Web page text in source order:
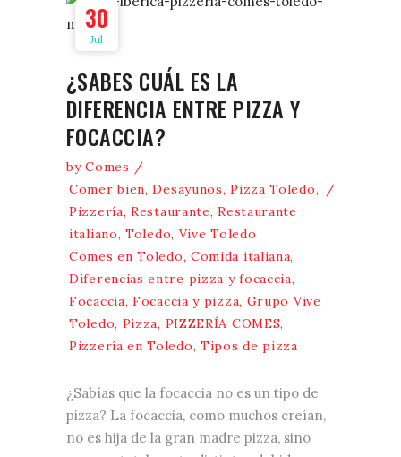
30
Jul
¿SABES CUÁL ES LA
DIFERENCIA ENTRE PIZZA Y
FOCACCIA?
byComes
Comer bien,Desayunos,Pizza Toledo,
Pizzería,Restaurante,Restaurante
italiano,Toledo, Vive Toledo
Comes en Toledo, Comida italiana,
Diferencias entre pizza y focaccia,
Focaccia,Focaccia y pizza, Grupo Vive
Toledo, Pizza, PIZZERÍA COMES,
Pizzería en Toledo,Tipos de pizza
¿Sabías que la focaccia no es un tipo de
pizza? La focaccia, como muchos creían,
no es hija de la gran madre pizza, sino